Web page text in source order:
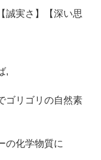
誠実さ】【深い思
,
ゴリゴリの自然素
の化学物質に